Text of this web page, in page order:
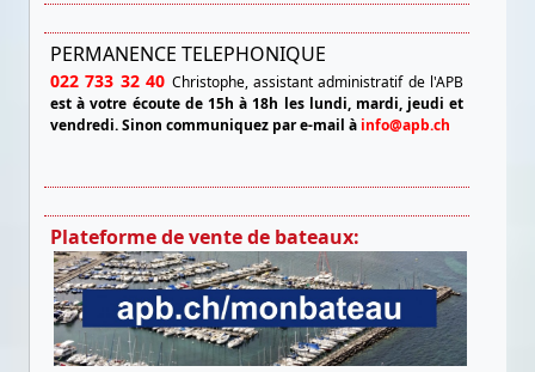
PERMANENCE TELEPHONIQUE
022 733 32 40 Christophe, assistant administratif de l'APB
est à votre écoute de 15h à 18h les lundi, mardi, jeudi et
vendredi.Sinon communiquez par e-mail à info@apb.ch
Plateforme de vente de bateaux: